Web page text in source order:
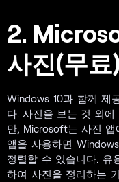
2.
사진(무료)
Windows 10과 함께 제
다. 사진을 보는 것 외
만, Microsoft는 사진 앱
앱을 사용하면
정렬할 수 있습니다. 유
하여 사진을 정리하는